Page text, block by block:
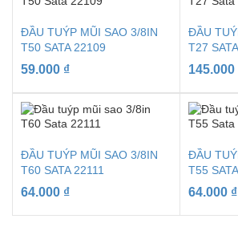
ĐẦU TUÝP MŨI SAO 3/8IN
T50 SATA 22109
59.000 ₫
ĐẦU
T27
145.000
ĐẦU TUÝP MŨI SAO 3/8IN
T60 SATA 22111
64.000 ₫
ĐẦU
T55
64.000 ₫